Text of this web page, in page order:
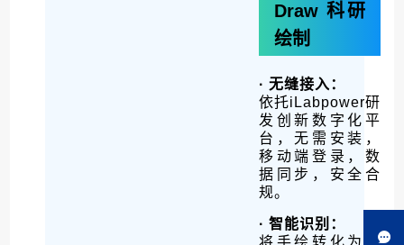
Draw 科研
绘制
· 无缝接入：
依托iLabpower研
发创新数字化平
台，无需安装，
移动端登录，数
据同步，安全合
规。
· 智能识别：